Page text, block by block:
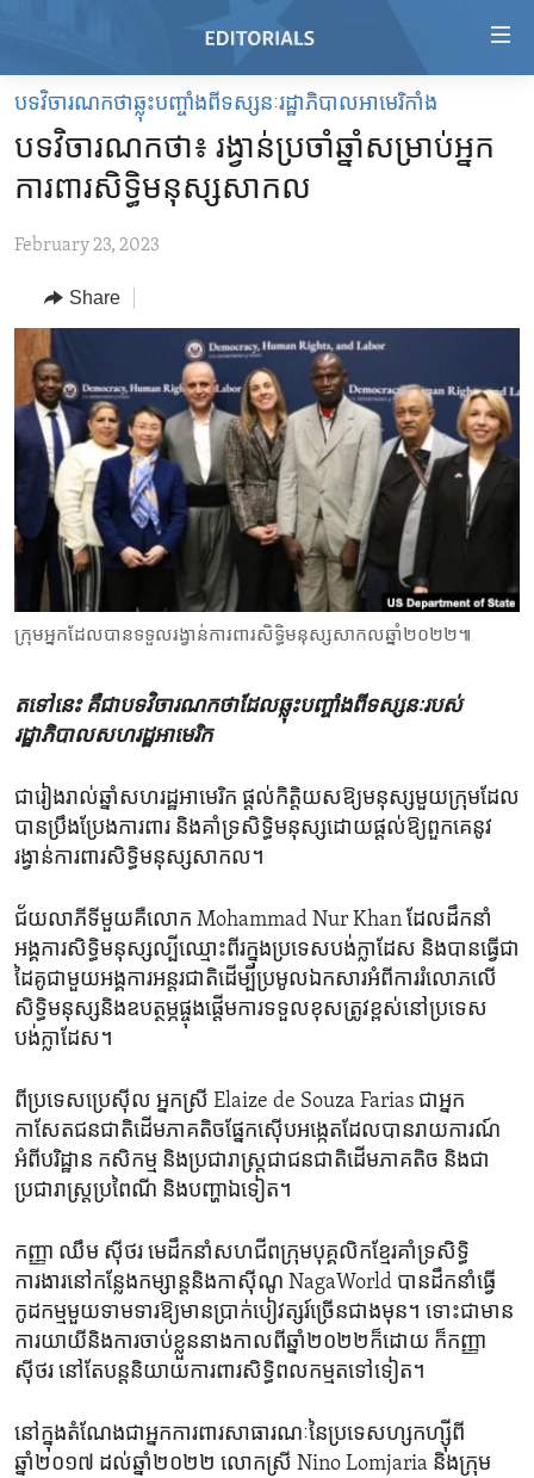
Skip
main
content
to
Navigation
Skip
Search
HOME
REGIONS
AFRICA
AMERICAS
ASIA
EUROPE
MIDDLE EAST
TOPICS
HUMAN RIGHTS
SECURITY AND DEFENSE
AID AND DEVELOPMENT
DEMOCRACY AND GOVERNANCE
ECONOMY AND TRADE
ENVIRONMENT AND HEALTH
IDEALS AND INSTITUTIONS
ARCHIVE
ABOUT US
FOLLOW US
បទវិចារណកថាឆ្លុះបញ្ចាំងពីទស្សនៈរដ្ឋាភិបាលអាមេរិកាំង
បទវិចារណកថា៖ រង្វាន់​ប្រចាំឆ្នាំ​សម្រាប់​អ្នក
ការពារ​សិទ្ធិ​មនុស្ស​សាកល
February 23, 2023
Share
ក្រុម​អ្នក​ដែល​បាន​ទទួល​​រង្វាន់​ការពារ​សិទ្ធិមនុស្ស​សាកល​ឆ្នាំ២០២២៕
តទៅនេះ​ គឺ​ជា​បទ​វិចារណកថា​ដែល​ឆ្លុះ​បញ្ចាំង​ពី​ទស្សនៈ​របស់​
រដ្ឋាភិបាល​សហរដ្ឋ​អាមេរិក
ជា​រៀង​រាល់ឆ្នាំ​សហរដ្ឋ​អាមេរិក ផ្តល់កិត្តិយសឱ្យ​មនុស្សមួយ​ក្រុម​ដែល
បាន​ប្រឹងប្រែង​ការពារ​ និងគាំទ្រ​សិទ្ធិមនុស្សដោយផ្តល់ឱ្យ​ពួក​គេ​នូវ
រង្វាន់​ការពារ​សិទ្ធិមនុស្ស​សាកល។​
ជ័យលាភី​ទី​មួយគឺលោក Mohammad Nur Khan ដែលដឹកនាំ​
អង្គការ​សិទ្ធិមនុស្សល្បី​ឈ្មោះ​ពីរក្នុង​ប្រទេសបង់ក្លាដែស​ និង​បានធ្វើ​ជា​
ដៃគូ​ជា​មួយអង្គការ​អន្តរជាតិដើម្បីប្រមូល​ឯកសារអំពីការរំលោភ​លើ​
សិទ្ធិមនុស្ស​និងឧបត្ថម្ភ​ផ្ចុងផ្តើមការ​ទទួល​ខុស​ត្រូវ​ខ្ពស់នៅ​ប្រទេស
បង់ក្លាដែស។
ពី​ប្រទេស​ប្រេស៊ីល​ អ្នកស្រី​ Elaize de Souza Farias​ ជា​អ្នក
កាសែត​ជនជាតិ​ដើម​ភាគ​តិច​ផ្នែក​ស៊ើបអង្កេត​ដែលបានរាយការណ៍​
អំពីបរិដ្ឋាន កសិកម្ម​ និង​ប្រជារាស្ត្រ​ជា​ជនជាតិ​ដើមភាគតិច និងជា​
ប្រជារាស្ត្រប្រពៃណី និងបញ្ហាឯ​ទៀត។​
កញ្ញា​ ឈឹម​ ស៊ីថរ​ មេដឹកនាំសហជីពក្រុមបុគ្គលិកខ្មែ​រ​គាំទ្រសិទ្ធិ​
ការងារនៅកន្លែង​កម្សាន្ត​និង​កាស៊ីណូ NagaWorld បានដឹកនាំធ្វើ​
កូដកម្ម​មួយទាមទារឱ្យមានប្រាក់បៀវត្សរ៍​ច្រើន​ជាងមុន។ ទោះ​ជា​មាន
ការយាយីនិង​ការចាប់ខ្លួន​នាងកាលពី​ឆ្នាំ២០២២ក៏​ដោយ ក៏កញ្ញា​
ស៊ីថរ នៅ​តែ​បន្តនិយាយការពារ​សិទ្ធិ​ពលកម្ម​តទៅ​ទៀត។
នៅ​ក្នុងតំណែង​ជាអ្នកការពារសាធារណៈ​នៃប្រទេស​ហ្សកហ្ស៊ីពី​
ឆ្នាំ២០១៧​ ដល់ឆ្នាំ​២០២២ លោកស្រី Nino Lomjaria និងក្រុម​